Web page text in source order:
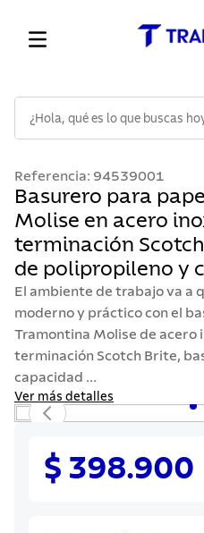
Referencia: 94539001
Basurero para
Molise en acero
terminación
de polipropileno y
El ambiente de trabajo va a
moderno y práctico con el
Tramontina Molise de acero
terminación Scotch Brite,
capacidad ...
Ver más detalles
$ 398.900
1 .
cuchillos
2.
cubiertos
3.
sarten
4
lavaplatos
5.
ollas
6.
acero inoxidable
7.
sartenes
8.
juego cuchillos
10. olla